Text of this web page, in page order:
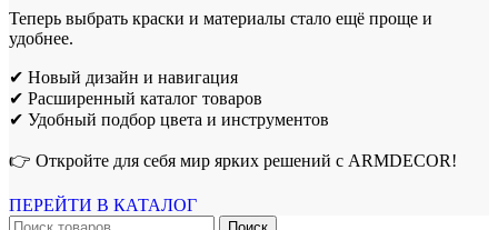
Теперь выбрать краски и материалы стало ещё проще и
удобнее.
✔ Новый дизайн и навигация
✔ Расширенный каталог товаров
✔ Удобный подбор цвета и инструментов
👉 Откройте для себя мир ярких решений с ARMDECOR!
ПЕРЕЙТИ В КАТАЛОГ